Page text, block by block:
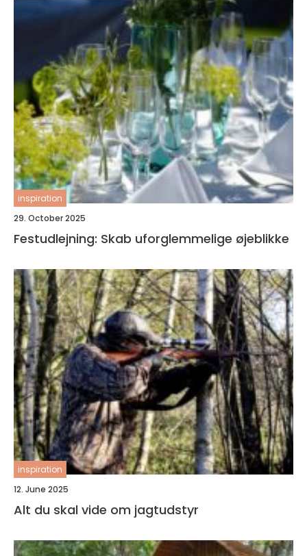
inspiration
29. October 2025
Festudlejning: Skab uforglemmelige øjeblikke
inspiration
12. June 2025
Alt du skal vide om jagtudstyr